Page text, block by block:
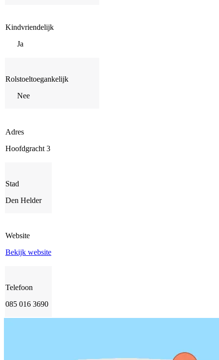
Kindvriendelijk
Ja
Rolstoeltoegankelijk
Nee
Adres
Hoofdgracht 3
Stad
Den Helder
Website
Bekijk website
Telefoon
085 016 3690